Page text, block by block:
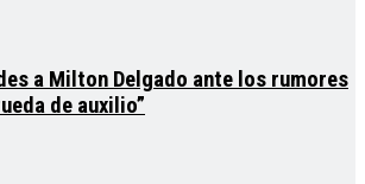
a Milton Delgado ante los rumores
de auxilio”